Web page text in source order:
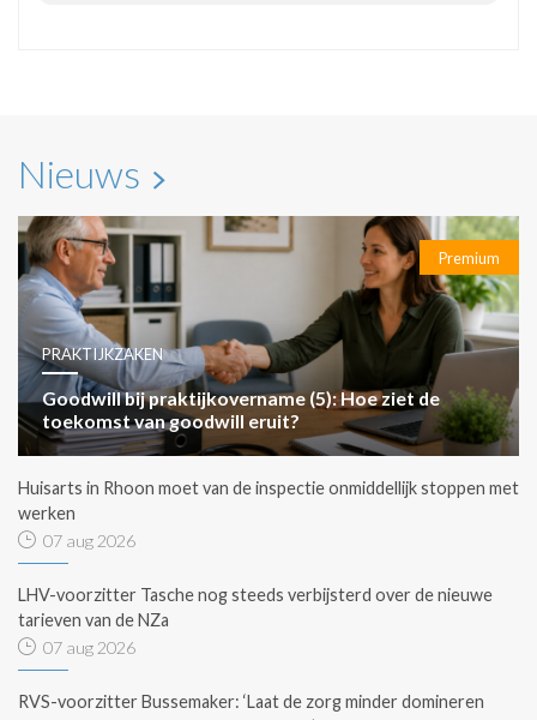
Nieuws
Premium
PRAKTIJKZAKEN
Goodwill bij praktijkovername (5): Hoe ziet de
toekomst van goodwill eruit?
Huisarts in Rhoon moet van de inspectie onmiddellijk stoppen met
werken
07 aug 2026
LHV-voorzitter Tasche nog steeds verbijsterd over de nieuwe
tarieven van de NZa
07 aug 2026
RVS-voorzitter Bussemaker: ‘Laat de zorg minder domineren